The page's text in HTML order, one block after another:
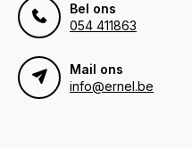
Bel ons
054 411863
Mail ons
info@ernel.be